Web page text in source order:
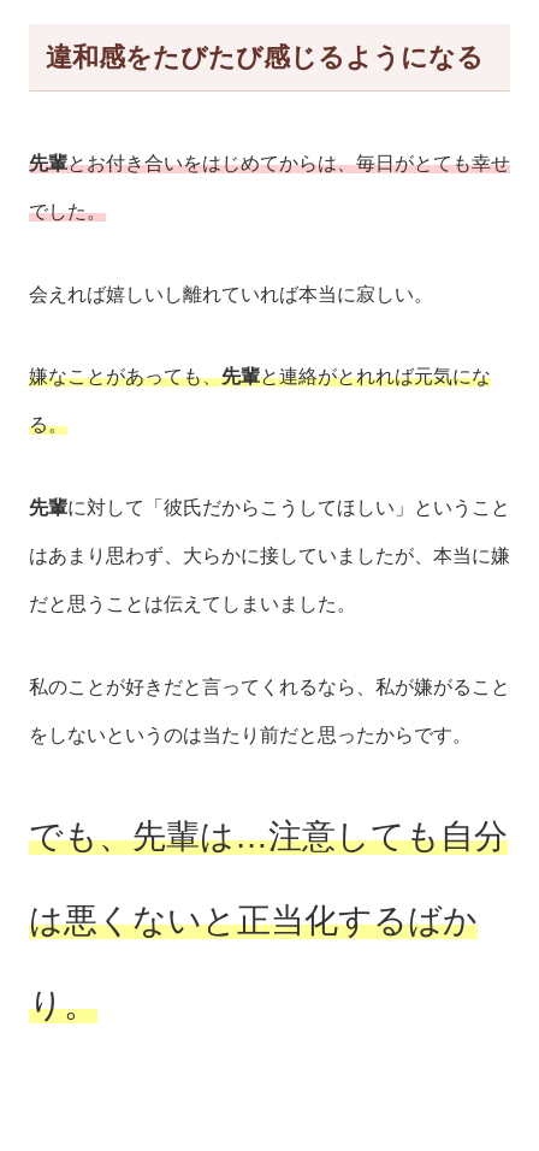
違和感をたびたび感じるようになる
先輩とお付き合いをはじめてからは、毎日がとても幸せ
でした。
会えれば嬉しいし離れていれば本当に寂しい。
嫌なことがあっても、先輩と連絡がとれれば元気にな
る。
先輩に対して「彼氏だからこうしてほしい」ということ
はあまり思わず、大らかに接していましたが、本当に嫌
だと思うことは伝えてしまいました。
私のことが好きだと言ってくれるなら、私が嫌がること
をしないというのは当たり前だと思ったからです。
でも、先輩は…注意しても自分
は悪くないと正当化するばか
り。